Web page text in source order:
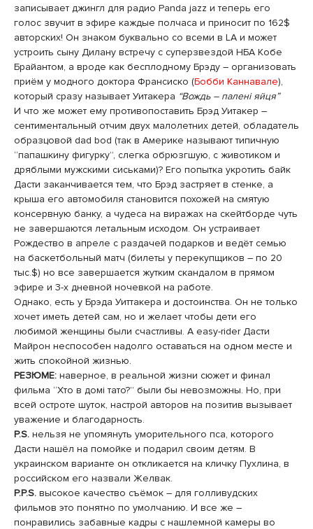
записывает джингл для радио Panda jazz и теперь его
голос звучит в эфире каждые полчаса и приносит по 162$
авторских! Он знаком буквально со всеми в LA и может
устроить сыну Дилану встречу с суперзвездой НБА Кобе
Брайантом, а вроде как бесплодному Брэду – организовать
приём у модного доктора Франсиско (Бобби Каннавале),
который сразу называет Уитакера “Вождь – паленi яйця”
И что же может ему противопоставить Брэд Уитакер –
сентиментальный отчим двух малолетних детей, обладатель
образцовой dad bod (так в Америке называют типичную
“папашкину фигурку”, слегка обрюзгшую, с животиком и
дряблыми мужскими сиськами)? Его попытка укротить байк
Дасти заканчивается тем, что Брэд застряет в стенке, а
крыша его автомобиля становится похожей на смятую
консервную банку, а чудеса на виражах на скейтборде чуть
не завершаются летальным исходом. Он устраивает
Рождество в апреле с раздачей подарков и ведёт семью
на баскетбольный матч (билеты у перекупщиков – по 20
тыс.$) но все завершается жутким скандалом в прямом
эфире и 3-х дневной ночевкой на работе.
Однако, есть у Брэда Уиттакера и достоинства. Он не только
хочет иметь детей сам, но и желает чтобы дети его
любимой женщины были счастливы. А easy-rider Дасти
Майрон неспособен надолго оставаться на одном месте и
жить спокойной жизнью.
РЕЗЮМЕ: наверное, в реальной жизни сюжет и финал
фильма “Хто в домi тато?” были бы невозможны. Но, при
всей остроте шуток, настрой авторов на позитив вызывает
уважение и благодарность.
P.S. нельзя не упомянуть уморительного пса, которого
Дасти нашёл на помойке и подарил своим детям. В
украинском варианте он откликается на кличку Пухлина, в
российском его назвали Желвак.
P.P.S. высокое качество съёмок – для голливудских
фильмов это понятно по умолчанию. И все же –
понравились забавные кадры с нашлемной камеры во